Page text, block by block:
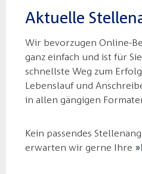
Aktuelle
Wir bevorzugen Online-
ganz einfach und ist für
schnellste Weg zum
Lebenslauf und
in allen gängigen
Kein passendes
erwarten wir gerne Ihre